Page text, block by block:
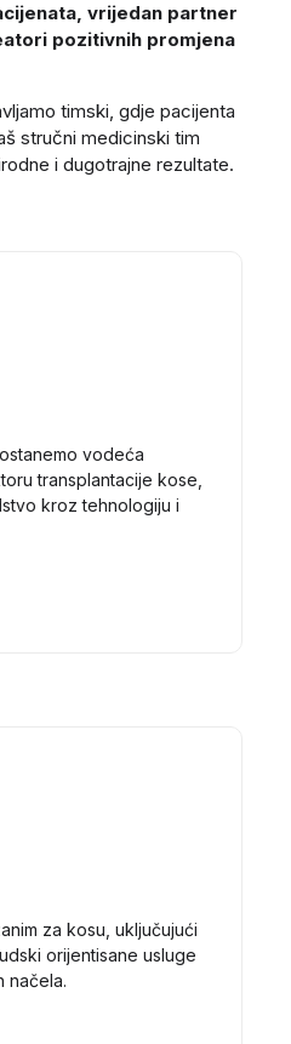
vrijedan partner
pozitivnih promjena
timski, gdje pacijenta
stručni medicinski tim
i dugotrajne rezultate.
vodeća
transplantacije kose,
kroz tehnologiju i
za kosu, uključujući
orijentisane usluge
načela.